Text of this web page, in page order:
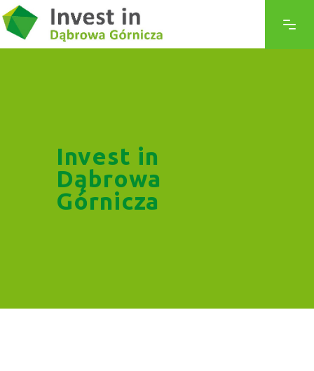
Invest in
Dąbrowa
Górnicza